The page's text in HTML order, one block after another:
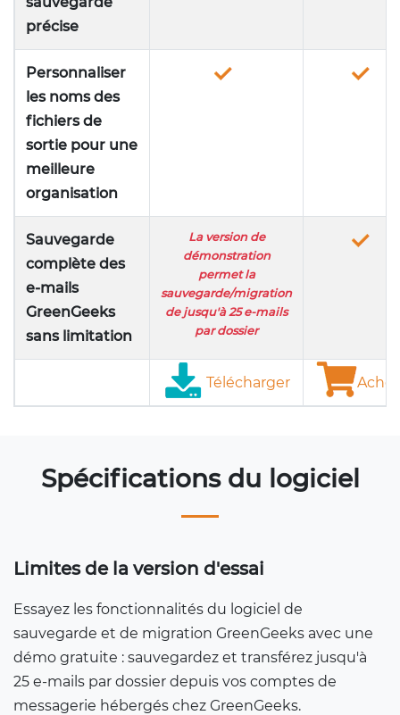
précise
Personnaliser
les noms des
fichiers de
sortie pour une
meilleure
organisation
Sauvegarde
complète des
e-mails
GreenGeeks
sans limitation
La version de
démonstration
permet la
sauvegarde/migration
de jusqu'à 25 e-mails
par dossier
Télécharger
Spécifications du logiciel
Limites de la version d'essai
Essayez les fonctionnalités du logiciel de
sauvegarde et de migration GreenGeeks avec une
démo gratuite : sauvegardez et transférez jusqu'à
25 e-mails par dossier depuis vos comptes de
messagerie hébergés chez GreenGeeks.